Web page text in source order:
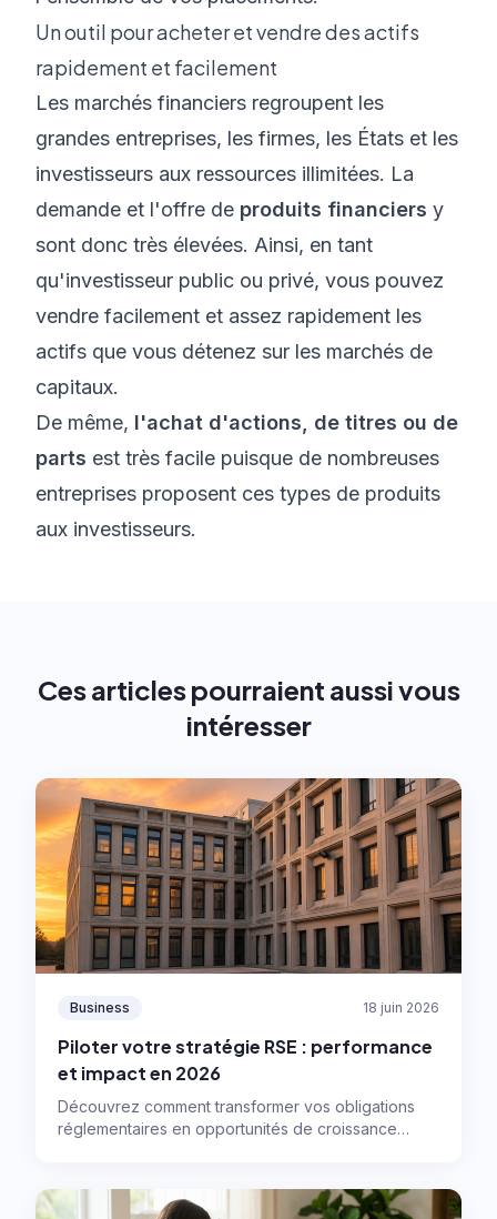
Un outil pour acheter et vendre des actifs
rapidement et facilement
Les marchés financiers regroupent les
grandes entreprises, les firmes, les États et les
investisseurs aux ressources illimitées. La
demande et l'offre de produits financiers y
sont donc très élevées. Ainsi, en tant
qu'investisseur public ou privé, vous pouvez
vendre facilement et assez rapidement les
actifs que vous détenez sur les marchés de
capitaux.
De même, l'achat d'actions, de titres ou de
parts est très facile puisque de nombreuses
entreprises proposent ces types de produits
aux investisseurs.
Ces articles pourraient aussi vous
intéresser
Business 18 juin 2026
Piloter votre stratégie RSE : performance
et impact en 2026
Découvrez comment transformer vos obligations
réglementaires en opportunités de croissance